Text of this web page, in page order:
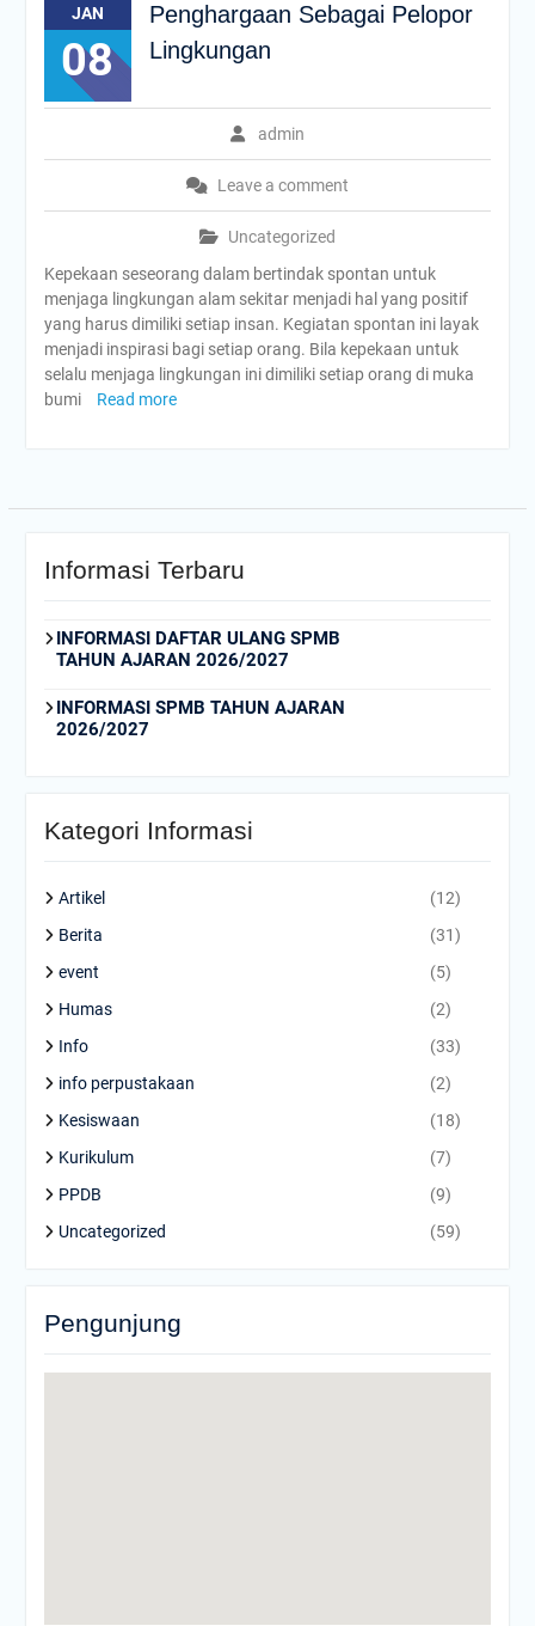
JAN
08
Penghargaan Sebagai Pelopor
Lingkungan
admin
Leave a comment
Uncategorized
Kepekaan seseorang dalam bertindak spontan untuk
menjaga lingkungan alam sekitar menjadi hal yang positif
yang harus dimiliki setiap insan. Kegiatan spontan ini layak
menjadi inspirasi bagi setiap orang. Bila kepekaan untuk
selalu menjaga lingkungan ini dimiliki setiap orang di muka
bumi
Read more
Informasi Terbaru
INFORMASI DAFTAR ULANG SPMB
TAHUN AJARAN 2026/2027
INFORMASI SPMB TAHUN AJARAN
2026/2027
Kategori Informasi
Artikel
(12)
Berita
(31)
event
(5)
Humas
(2)
Info
(33)
info perpustakaan
(2)
Kesiswaan
(18)
Kurikulum
(7)
PPDB
(9)
Uncategorized
(59)
Pengunjung